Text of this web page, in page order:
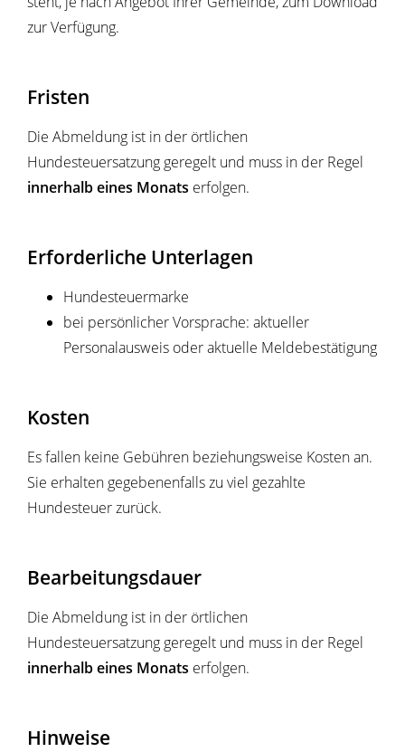
zur Verfügung.
Fristen
Die Abmeldung ist in der örtlichen
Hundesteuersatzung geregelt und muss in der Regel
innerhalb eines Monats erfolgen.
Erforderliche Unterlagen
Hundesteuermarke
bei persönlicher Vorsprache: aktueller
Personalausweis oder aktuelle Meldebestätigung
Kosten
Es fallen keine Gebühren beziehungsweise Kosten an.
Sie erhalten gegebenenfalls zu viel gezahlte
Hundesteuer zurück.
Bearbeitungsdauer
Die Abmeldung ist in der örtlichen
Hundesteuersatzung geregelt und muss in der Regel
innerhalb eines Monats erfolgen.
Hinweise